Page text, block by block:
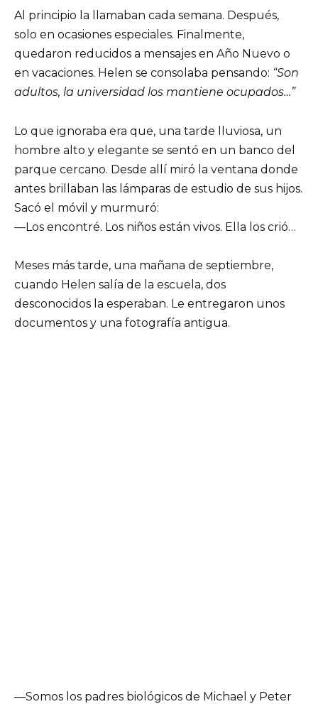
Al principio la llamaban cada semana. Después,
solo en ocasiones especiales. Finalmente,
quedaron reducidos a mensajes en Año Nuevo o
en vacaciones. Helen se consolaba pensando: “Son
adultos, la universidad los mantiene ocupados…”
Lo que ignoraba era que, una tarde lluviosa, un
hombre alto y elegante se sentó en un banco del
parque cercano. Desde allí miró la ventana donde
antes brillaban las lámparas de estudio de sus hijos.
Sacó el móvil y murmuró:
—Los encontré. Los niños están vivos. Ella los crió…
Meses más tarde, una mañana de septiembre,
cuando Helen salía de la escuela, dos
desconocidos la esperaban. Le entregaron unos
documentos y una fotografía antigua.
—Somos los padres biológicos de Michael y Peter